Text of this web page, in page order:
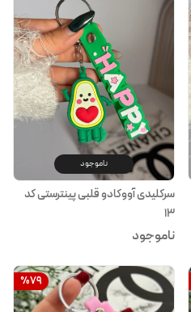
ناموجود
سرکلیدی آووکادو قلبی پینترستی کد
۱۳
ناموجود
%79